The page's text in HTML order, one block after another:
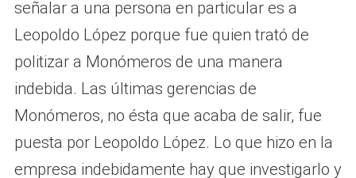
señalar a una persona en particular es a
Leopoldo López porque fue quien trató de
politizar a Monómeros de una manera
indebida. Las últimas gerencias de
Monómeros, no ésta que acaba de salir, fue
puesta por Leopoldo López. Lo que hizo en la
empresa indebidamente hay que investigarlo y